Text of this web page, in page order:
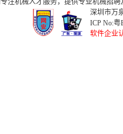
深圳市万
ICP No:粤
软件企业